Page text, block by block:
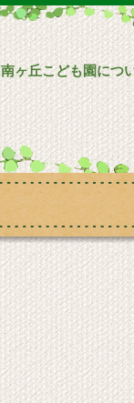
南ヶ丘こども園につ